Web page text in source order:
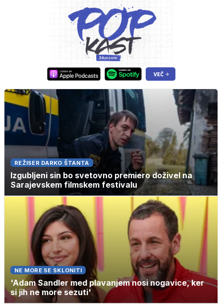
REŽISER DARKO ŠTANTA
Izgubljeni sin bo svetovno premiero doživel na
Sarajevskem filmskem festivalu
NE MORE SE SKLONITI
'Adam Sandler med plavanjem nosi nogavice, ker
si jih ne more sezuti'